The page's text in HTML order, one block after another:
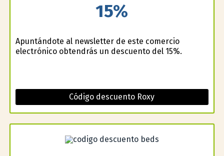
15%
Apuntándote al newsletter de este comercio
electrónico obtendrás un descuento del 15%.
Código descuento Roxy